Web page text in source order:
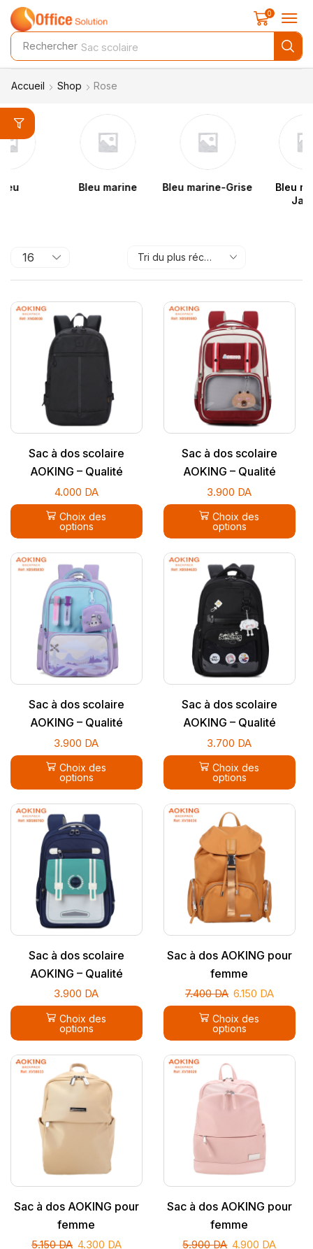
Rechercher Sac scolaire
0
Accueil Shop Rose
Bleu marine Bleu marine-Grise
Bleu marine-
Sac à dos scolaire
AOKING – Qualité
supérieure
4.000 DA
Choix des
options
Sac à dos scolaire
AOKING – Qualité
supérieure
3.900 DA
Choix des
options
Sac à dos scolaire
AOKING – Qualité
supérieure
3.900 DA
Choix des
options
Sac à dos scolaire
AOKING – Qualité
supérieure
3.700 DA
Choix des
options
Sac à dos scolaire
AOKING – Qualité
supérieure
3.900 DA
Choix des
options
Sac à dos AOKING pour
femme
7.400DA 6.150 DA
Choix des
options
Sac à dos AOKING pour
femme
5.150DA 4.300 DA
Sac à dos AOKING pour
femme
5.900DA 4.900 DA